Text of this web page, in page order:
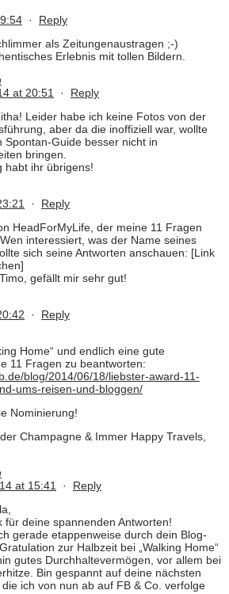
· Reply
als Zeitungenaustragen ;-)
Erlebnis mit tollen Bildern.
at 20:51 · Reply
Leider habe ich keine Fotos von der
aber da die inoffiziell war, wollte
Spontan-Guide besser nicht in
bringen.
habt ihr übrigens!
· Reply
HeadForMyLife, der meine 11 Fragen
interessiert, was der Name seines
sich seine Antworten anschauen: [Link
gefällt mir sehr gut!
· Reply
Home“ und endlich eine gute
11 Fragen zu beantworten:
blog/2014/06/18/liebster-award-11-
ums-reisen-und-bloggen/
Nominierung!
Champagne & Immer Happy Travels,
at 15:41 · Reply
für deine spannenden Antworten!
gerade etappenweise durch dein Blog-
zur Halbzeit bei „Walking Home“
gutes Durchhaltevermögen, vor allem bei
Bin gespannt auf deine nächsten
die ich von nun ab auf FB & Co. verfolge